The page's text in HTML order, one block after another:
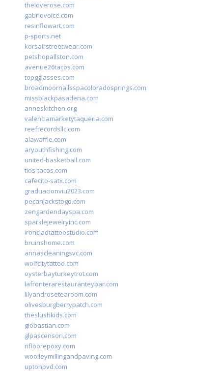
theloverose.com
gabriovoice.com
resinflowart.com
p-sports.net
korsairstreetwear.com
petshopallston.com
avenue26tacos.com
topgglasses.com
broadmoornailsspacoloradosprings.com
missblackpasadena.com
anneskitchen.org
valenciamarketytaqueria.com
reefrecordsllc.com
alawaffle.com
aryouthfishing.com
united-basketball.com
tios-tacos.com
cafecito-satx.com
graduacionviu2023.com
pecanjackstogo.com
zengardendayspa.com
sparklejewelryinc.com
ironcladtattoostudio.com
bruinshome.com
annascleaningsvc.com
wolfcitytattoo.com
oysterbayturkeytrot.com
lafronterarestauranteybar.com
lilyandrosetearoom.com
olivesburgberrypatch.com
theslushkids.com
giobastian.com
glpascensori.com
rifloorepoxy.com
woolleymillingandpaving.com
uptonpvd.com